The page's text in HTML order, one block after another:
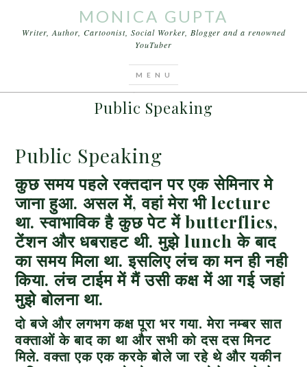
MONICA GUPTA
Writer, Author, Cartoonist, Social Worker, Blogger and a renowned
YouTuber
Public Speaking
Public Speaking
कुछ समय पहले रक्तदान पर एक सेमिनार मे
जाना हुआ. असल में, वहां मेरा भीlecture
था. स्वाभाविक है कुछ पेट मेंbutterflies,
टेंशन और धबराहट थी. मुझेlunch के बाद
का समय मिला था. इसलिए लंच का मन ही नही
किया. लंच टाईम में मैं उसी कक्ष में आ गई जहां
मुझे बोलना था.
दो बजे और लगभग कक्ष पूरा भर गया. मेरा नम्बर सात
वक्ताओं के बाद का था और सभी को दस दस मिनट
मिले. वक्ता एक एक करके बोले जा रहे थे और यकीन